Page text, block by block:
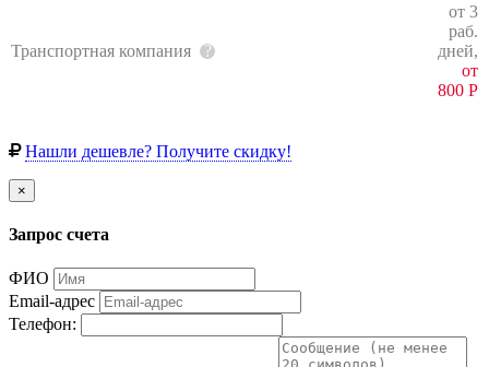
Транспортная компания
от 3
раб.
дней,
от
800 Р
Нашли дешевле? Получите скидку!
×
Запрос счета
ФИО
Email-адрес
Телефон: